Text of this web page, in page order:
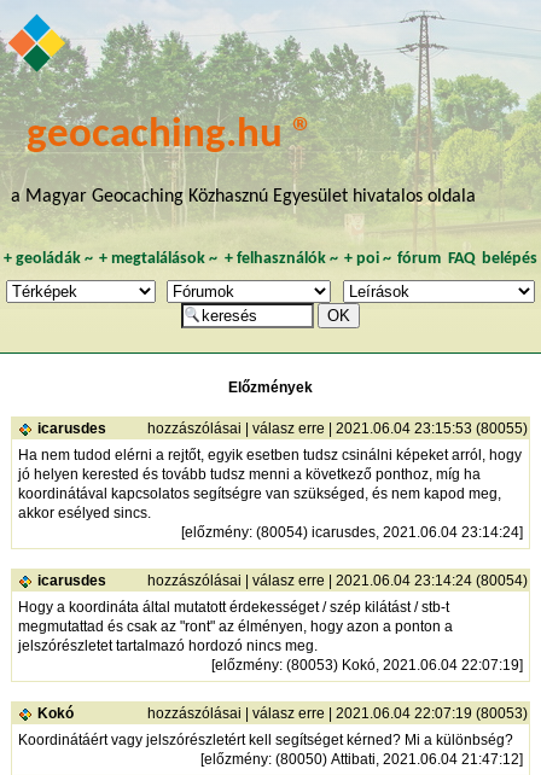
geocaching.hu ®
a Magyar Geocaching Közhasznú Egyesület hivatalos oldala
+ geoládák~ +megtalálások ~ + felhasználók~ + poi~ fórum FAQ belépés
Előzmények
icarusdes hozzászólásai válasz erre | 2021.06.04 23:15:53 (80055)
Ha nem tudod elérni a rejtőt, egyik esetben tudsz csinálni képeket arról, hogy
jó helyen kerested és tovább tudsz menni a következő ponthoz, míg ha
koordinátával kapcsolatos segítségre van szükséged, és nem kapod meg,
akkor esélyed sincs.
[előzmény: (80054) icarusdes, 2021.06.04 23:14:24]
icarusdes hozzászólásai válasz erre | 2021.06.04 23:14:24 (80054)
Hogy a koordináta által mutatott érdekességet / szép kilátást / stb-t
megmutattad és csak az "ront" az élményen, hogy azon a ponton a
jelszórészletet tartalmazó hordozó nincs meg.
[előzmény: (80053) Kokó, 2021.06.04 22:07:19]
Kokó hozzászólásai válasz erre | 2021.06.04 22:07:19 (80053)
Koordinátáért vagy jelszórészletért kell segítséget kérned? Mi a különbség?
[előzmény: (80050) Attibati, 2021.06.04 21:47:12]